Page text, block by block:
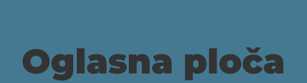
Oglasna ploča